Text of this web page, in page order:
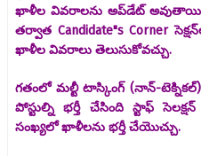
ఖాళీల వివరాలను అప్‌డేట్ అవుతాయి.
తర్వాత Candidate"s Corner
ఖాళీల వివరాలు తెలుసుకోవచ్చు.
గతంలో మల్టీ టాస్కింగ్ (నాన్-
పోస్టుల్ని భర్తీ చేసింది స్టాఫ్
సంఖ్యలో ఖాళీలను భర్తీ చేయొచ్చు.